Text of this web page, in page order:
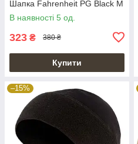
Шапка Fahrenheit PG Black M
В наявності 5 од.
323 ₴ 380 ₴
Купити
–15%